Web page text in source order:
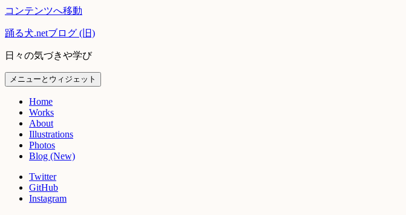
コンテンツへ移動
踊る犬.netブログ (旧)
日々の気づきや学び
メニューとウィジェット
Home
Works
About
Illustrations
Photos
Blog (New)
Twitter
GitHub
Instagram